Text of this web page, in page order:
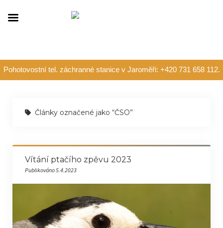
Pohotovostní tel. záchranné stanice v Jaroměři: +420 731 658 112.
Články označené jako “ČSO”
Vítání ptačího zpěvu 2023
Publikováno 5.4.2023